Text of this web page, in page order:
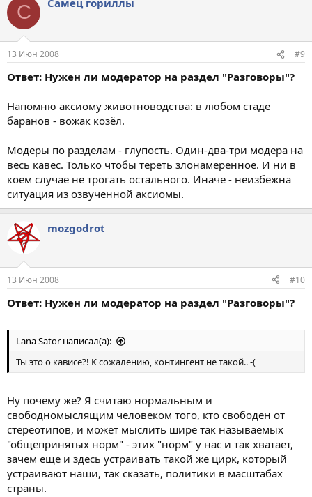
С
13 Июн 2008 #9
Ответ: Нужен ли модератор на раздел "Разговоры"?
Напомню аксиому животноводства: в любом стаде
баранов - вожак козёл.
Модеры по разделам - глупость. Один-два-три модера на
весь кавес. Только чтобы тереть злонамеренное. И ни в
коем случае не трогать остального. Иначе - неизбежна
ситуация из озвученной аксиомы.
mоzgodrot
13 Июн 2008 #10
Ответ: Нужен ли модератор на раздел "Разговоры"?
Lana Sator написал(а):
Ты это о кависе?! К сожалению, контингент не такой.. -(
Ну почему же? Я считаю нормальным и
свободномыслящим человеком того, кто свободен от
стереотипов, и может мыслить шире так называемых
"общепринятых норм" - этих "норм" у нас и так хватает,
зачем еще и здесь устраивать такой же цирк, который
устраивают наши, так сказать, политики в масштабах
страны.